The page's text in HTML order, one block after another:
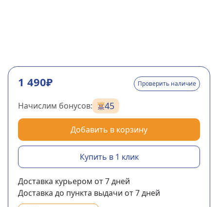
1 490₽ Проверить наличие
Начислим бонусов: 45
Добавить в корзину
Купить в 1 клик
Доставка курьером от 7дней
Доставка до пункта выдачи от 7дней